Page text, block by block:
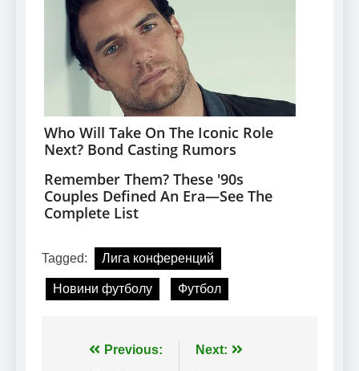
Tagged: Лига конференций
Новини футболу Футбол
Навігація
Previous: Next: